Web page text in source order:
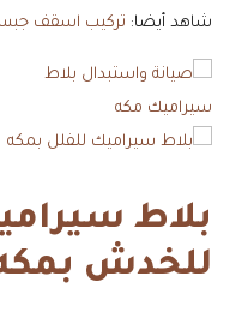
شاهد أيضا: تركيب اسقف
بلاط
للخدش